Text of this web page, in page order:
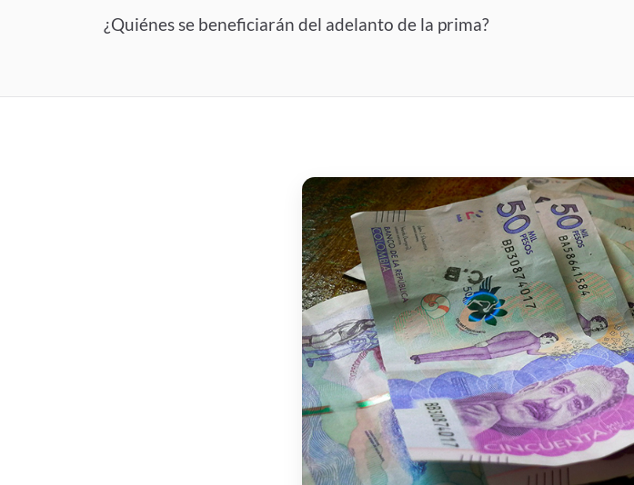
¿Quiénes se beneficiarán del adelanto de la prima?